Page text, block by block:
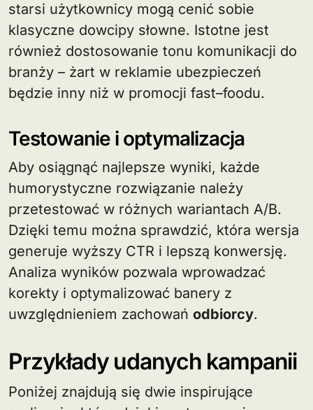
starsi użytkownicy mogą cenić sobie
klasyczne dowcipy słowne. Istotne jest
również dostosowanie tonu komunikacji do
branży – żart w reklamie ubezpieczeń
będzie inny niż w promocji fast–foodu.
Testowanie i optymalizacja
Aby osiągnąć najlepsze wyniki, każde
humorystyczne rozwiązanie należy
przetestować w różnych wariantach A/B.
Dzięki temu można sprawdzić, która wersja
generuje wyższy CTR i lepszą konwersję.
Analiza wyników pozwala wprowadzać
korekty i optymalizować banery z
uwzględnieniem zachowań odbiorcy.
Przykłady udanych kampanii
Poniżej znajdują się dwie inspirujące